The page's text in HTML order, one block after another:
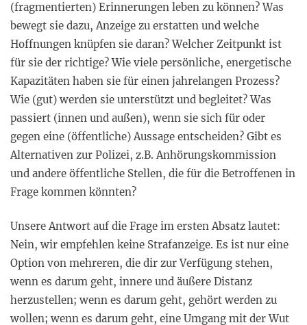
(fragmentierten) Erinnerungen leben zu können? Was
bewegt sie dazu, Anzeige zu erstatten und welche
Hoffnungen knüpfen sie daran? Welcher Zeitpunkt ist
für sie der richtige? Wie viele persönliche, energetische
Kapazitäten haben sie für einen jahrelangen Prozess?
Wie (gut) werden sie unterstützt und begleitet? Was
passiert (innen und außen), wenn sie sich für oder
gegen eine (öffentliche) Aussage entscheiden? Gibt es
Alternativen zur Polizei, z.B. Anhörungskommission
und andere öffentliche Stellen, die für die Betroffenen in
Frage kommen könnten?
Unsere Antwort auf die Frage im ersten Absatz lautet:
Nein, wir empfehlen keine Strafanzeige. Es ist nur eine
Option von mehreren, die dir zur Verfügung stehen,
wenn es darum geht, innere und äußere Distanz
herzustellen; wenn es darum geht, gehört werden zu
wollen; wenn es darum geht, eine Umgang mit der Wut